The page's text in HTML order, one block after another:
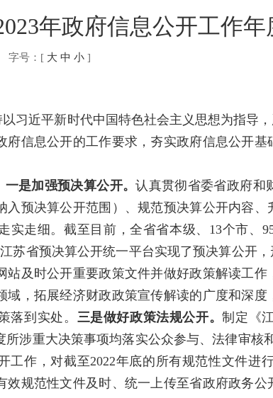
年政府信息公开工作年
字号： [ 大 中 小 ]
习近平新时代中国特色社会主义思想为指导
府信息公开的工作要求，夯实政府信息公开
一是加强预决算公开。认真贯彻省委省政府和
入预决算公开范围）、规范预决算公开内容
实走细。截至目前，全省省本级、13个市、
苏省预决算公开统一平台实现了预决算公开
站及时公开重要政策文件并做好政策解读工
域，拓展经济财政政策宣传解读的广度和深
落到实处。 三是做好政策法规公开。制定《
所涉重大决策事项均落实公众参与、法律审
工作，对截至2022年底的所有规范性文件进
效规范性文件及时、统一上传至省政府政务